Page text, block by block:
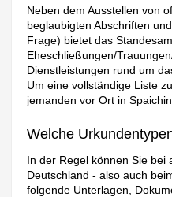
Neben dem Ausstellen von
beglaubigten Abschriften
Frage) bietet das
Eheschließungen/
Dienstleistungen rund um
Um eine vollständige Liste
jemanden vor Ort in
Welche
In der Regel können Sie bei
Deutschland - also auch
folgende Unterlagen,